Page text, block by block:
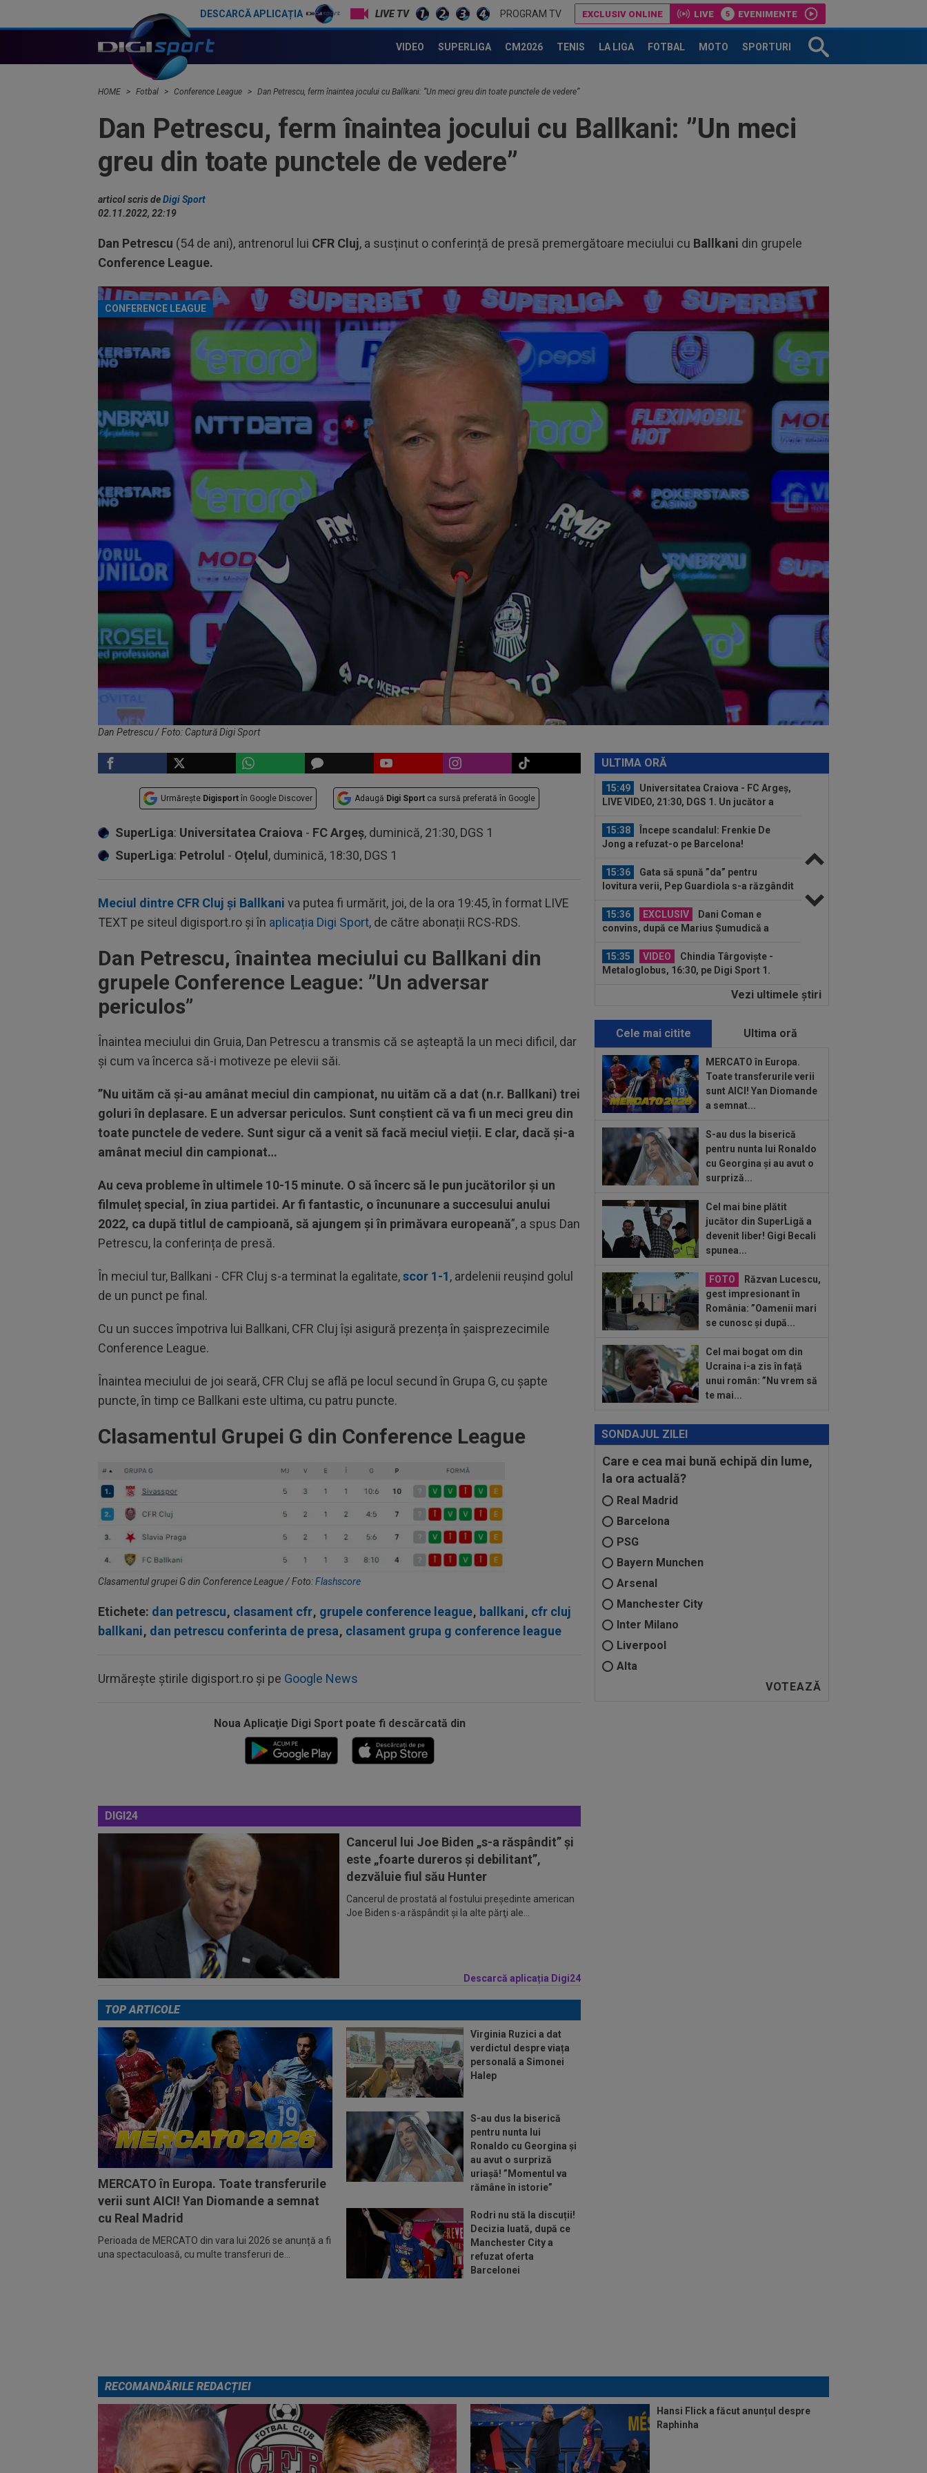
DESCARCĂ APLICAȚIA LIVE TV PROGRAM TV EXCLUSIV ONLINE LIVE EVENIMENTE
VIDEO SUPERLIGA CM2026 TENIS LA LIGA FOTBAL MOTO SPORTURI
HOME Fotbal Conference League Dan Petrescu, ferm înaintea jocului cu Ballkani: ”Un meci greu din toate punctele de vedere”
Dan Petrescu, ferm înaintea jocului cu Ballkani: ”Un meci
greu din toate punctele de vedere”
articol scris deDigi Sport
02.11.2022, 22:19
Dan Petrescu (54 de ani), antrenorul lui CFR Cluj, a susținut o conferință de presă premergătoare meciului cu Ballkani din grupele
Conference League.
CONFERENCE LEAGUE
Dan Petrescu / Foto: Captură Digi Sport
Urmărește Digisport în Google Discover Adaugă Digi Sport ca sursă preferată în Google
SuperLiga: Universitatea Craiova - FC Argeș, duminică, 21:30, DGS 1
SuperLiga: Petrolul - Oțelul , duminică, 18:30, DGS 1
Meciul dintre CFR Cluj și Ballkani va putea fi urmărit, joi, de la ora 19:45, în format LIVE
TEXT pe siteul digisport.ro și în aplicația Digi Sport, de către abonații RCS-RDS.
Dan Petrescu, înaintea meciului cu Ballkani din
grupele Conference League: ”Un adversar
periculos”
Înaintea meciului din Gruia, Dan Petrescu a transmis că se așteaptă la un meci dificil, dar
și cum va încerca să-i motiveze pe elevii săi.
”Nu uităm că și-au amânat meciul din campionat, nu uităm că a dat (n.r. Ballkani) trei
goluri în deplasare. E un adversar periculos. Sunt conștient că va fi un meci greu din
toate punctele de vedere. Sunt sigur că a venit să facă meciul vieții. E clar, dacă și-a
amânat meciul din campionat…
Au ceva probleme în ultimele 10-15 minute. O să încerc să le pun jucătorilor și un
filmuleț special, în ziua partidei. Ar fi fantastic, o încununare a succesului anului
2022, ca după titlul de campioană, să ajungem și în primăvara europeană”, a spus Dan
Petrescu, la conferința de presă.
În meciul tur, Ballkani - CFR Cluj s-a terminat la egalitate,scor 1-1, ardelenii reușind golul
de un punct pe final.
Cu un succes împotriva lui Ballkani, CFR Cluj își asigură prezența în șaisprezecimile
Conference League.
Înaintea meciului de joi seară, CFR Cluj se află pe locul secund în Grupa G, cu șapte
puncte, în timp ce Ballkani este ultima, cu patru puncte.
Clasamentul Grupei G din Conference League
Clasamentul grupei G din Conference League / Foto:Flashscore
Etichete: dan petrescu, clasament cfr, grupele conference league, ballkani, cfr cluj
ballkani, dan petrescu conferinta de presa, clasament grupa g conference league
Urmărește știrile digisport.ro și pe Google News
Noua Aplicaţie Digi Sport poate fi descărcată din
DIGI24
Cancerul lui Joe Biden „s-a răspândit” şi
este „foarte dureros și debilitant”,
dezvăluie fiul său Hunter
Cancerul de prostată al fostului preşedinte american
Joe Biden s-a răspândit şi la alte părţi ale...
Descarcă aplicația Digi24
ULTIMA ORĂ
15:36 EXCLUSIV
Dani Coman e
convins, după ce Marius Șumudică a
bătut palma cu CFR Cluj
VIDEO
Metaloglobus, 16:30, pe Digi Sport 1.
Ultimul meci al...
Ștefania Uță, în finală la Mondialul
U20! Românca luptă pentru AUR. Când e
Sepsi - FCSB | LIVE VIDEO, luni,
21:30, DGS 1. Roș-albaștrii, ”ca acasă”
14:59
De nicăieri! Președintele unui
club din SuperLigă, ”pariu nebun”: ”Când
face...
Presa din Portugalia a fost atentă
la Dinamo - Voluntari 4-0 și a scris
Raphinha
15:49
Universitatea Craiova - FC Argeș,
LIVE VIDEO, 21:30, DGS 1. Un jucător a
15:38
Începe scandalul: Frenkie De
Jong a refuzat-o pe Barcelona!
15:36
Gata să spună ”da” pentru
lovitura verii, Pep Guardiola s-a răzgândit
15:36
EXCLUSIV
Dani Coman e
convins, după ce Marius Șumudică a
15:35
VIDEO
Chindia Târgoviște -
Metaloglobus, 16:30, pe Digi Sport 1.
Ștefania Uță, în finală la Mondialul
15:06
Sepsi - FCSB | LIVE VIDEO, luni,
21:30, DGS 1. Roș-albaștrii, ”ca acasă”
la...
14:59
De nicăieri! Președintele unui
club din SuperLigă, ”pariu nebun”: ”Când
face...
la Dinamo - Voluntari 4-0 și a scris
despre...
15:58
Hansi Flick a făcut anunțul despre
Raphinha
15:49
Universitatea Craiova - FC Argeș,
LIVE VIDEO, 21:30, DGS 1. Un jucător a
plecat...
15:38
Începe scandalul: Frenkie De
15:36
Gata să spună ”da” pentru
lovitura verii, Pep Guardiola s-a răzgândit
Vezi ultimele ştiri
Cele mai citite Ultima oră
MERCATO în Europa.
Toate transferurile verii
sunt AICI! Yan Diomande
a semnat...
S-au dus la biserică
pentru nunta lui Ronaldo
cu Georgina și au avut o
surpriză...
Cel mai bine plătit
jucător din SuperLigă a
devenit liber! Gigi Becali
spunea...
FOTO
Răzvan Lucescu,
gest impresionant în
România: ”Oamenii mari
se cunosc și după...
Cel mai bogat om din
Ucraina i-a zis în față
unui român: ”Nu vrem să
te mai...
SONDAJUL ZILEI
Care e cea mai bună echipă din lume,
la ora actuală?
Real Madrid
Barcelona
PSG
Bayern Munchen
Arsenal
Manchester City
Inter Milano
Liverpool
Alta
TOP ARTICOLE
MERCATO în Europa. Toate transferurile
verii sunt AICI! Yan Diomande a semnat
cu Real Madrid
Perioada de MERCATO din vara lui 2026 se anunță a fi
una spectaculoasă, cu multe transferuri de...
Virginia Ruzici a dat
verdictul despre viața
personală a Simonei
Halep
S-au dus la biserică
pentru nunta lui
Ronaldo cu Georgina și
au avut o surpriză
uriașă! ”Momentul va
rămâne în istorie”
Rodri nu stă la discuții!
Decizia luată, după ce
Manchester City a
refuzat oferta
Barcelonei
RECOMANDĂRILE REDACȚIEI
Hansi Flick a făcut anunțul despre
Raphinha